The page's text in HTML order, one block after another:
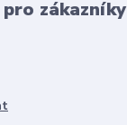
zákazníky